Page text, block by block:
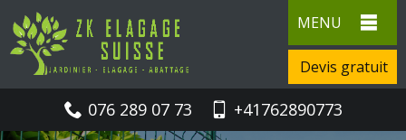
MENU
Devis gratuit
076 289 07 73 +41762890773